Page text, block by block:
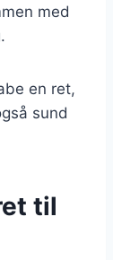
med
en ret,
sund
til